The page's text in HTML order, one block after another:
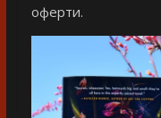
оферти.